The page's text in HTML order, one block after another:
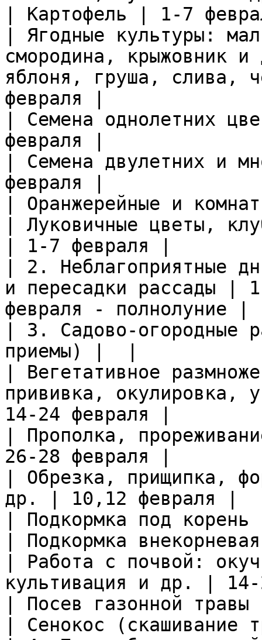
| Картофель | 1-7
| Ягодные культуры:
смородина, крыжовник
яблоня, груша, слива,
февраля |
| Семена однолетних
февраля |
| Семена двулетних и
февраля |
| Оранжерейные и
| Луковичные цветы,
| 1-7 февраля |
| 2. Неблагоприятные
и пересадки рассады |
февраля - полнолуние |
| 3. Садово-огородные
приемы) |  |
| Вегетативное
прививка, окулировка,
14-24 февраля |
| Прополка,
26-28 февраля |
| Обрезка, прищипка,
др. | 10,12 февраля |
| Подкормка под
| Подкормка
| Работа с почвой:
культивация и др. |
| Посев газонной
| Сенокос